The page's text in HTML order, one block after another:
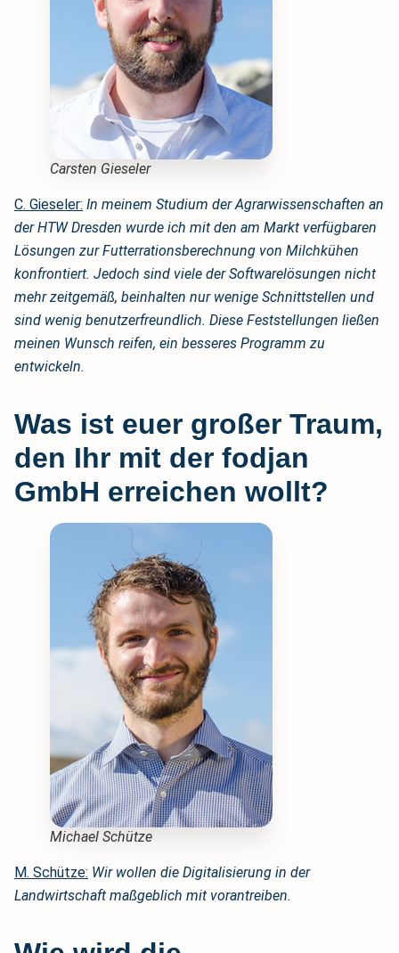
Carsten Gieseler
C. Gieseler: In meinem Studium der Agrarwissenschaften an
der HTW Dresden wurde ich mit den am Markt verfügbaren
Lösungen zur Futterrationsberechnung von Milchkühen
konfrontiert. Jedoch sind viele der Softwarelösungen nicht
mehr zeitgemäß, beinhalten nur wenige Schnittstellen und
sind wenig benutzerfreundlich. Diese Feststellungen ließen
meinen Wunsch reifen, ein besseres Programm zu
entwickeln.
Was ist euer großer Traum,
den Ihr mit der fodjan
GmbH erreichen wollt?
Michael Schütze
M. Schütze: Wir wollen die Digitalisierung in der
Landwirtschaft maßgeblich mit vorantreiben.